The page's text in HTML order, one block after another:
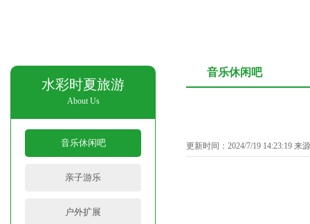
水彩时夏旅游
About Us
音乐休闲吧
亲子游乐
户外扩展
音乐休闲吧
更新时间：2024/7/19 14:23:19 来